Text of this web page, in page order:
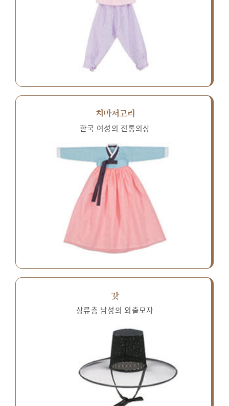
치마저고리
한국 여성의 전통의상
갓
상류층 남성의 외출모자